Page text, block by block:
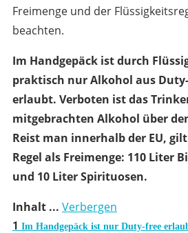
Freimenge und der
beachten.
Im Handgepäck ist durch
praktisch nur Alkohol aus
erlaubt. Verboten ist das
mitgebrachten Alkohol über
Reist man innerhalb der EU, gilt
Regel als Freimenge: 110 Liter
und 10 Liter Spirituosen.
Inhalt ... Verbergen
1 Im Handgepäck ist nur Duty-free